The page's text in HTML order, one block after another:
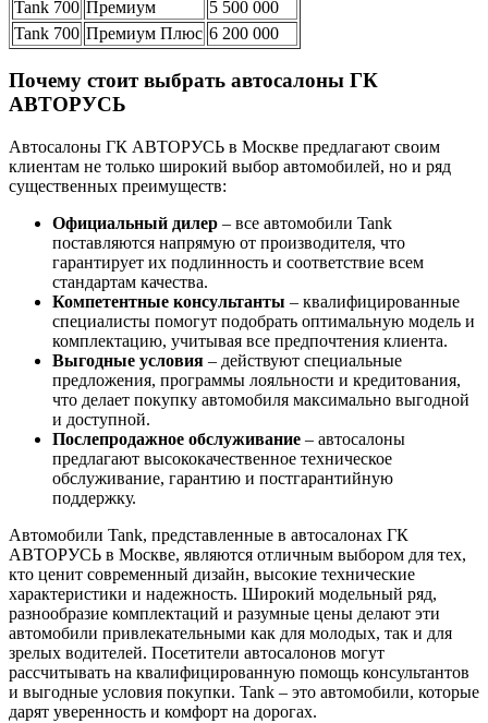
Tank 700 Премиум
5 500 000
Tank 700 Премиум Плюс 6 200 000
Почему стоит выбрать автосалоны ГК
АВТОРУСЬ
Автосалоны ГК АВТОРУСЬ в Москве предлагают своим
клиентам не только широкий выбор автомобилей, но и ряд
существенных преимуществ:
Официальный дилер – все автомобили Tank
поставляются напрямую от производителя, что
гарантирует их подлинность и соответствие всем
стандартам качества.
Компетентные консультанты – квалифицированные
специалисты помогут подобрать оптимальную модель и
комплектацию, учитывая все предпочтения клиента.
Выгодные условия – действуют специальные
предложения, программы лояльности и кредитования,
что делает покупку автомобиля максимально выгодной
и доступной.
Послепродажное обслуживание – автосалоны
предлагают высококачественное техническое
обслуживание, гарантию и постгарантийную
поддержку.
Автомобили Tank, представленные в автосалонах ГК
АВТОРУСЬ в Москве, являются отличным выбором для тех,
кто ценит современный дизайн, высокие технические
характеристики и надежность. Широкий модельный ряд,
разнообразие комплектаций и разумные цены делают эти
автомобили привлекательными как для молодых, так и для
зрелых водителей. Посетители автосалонов могут
рассчитывать на квалифицированную помощь консультантов
и выгодные условия покупки. Tank – это автомобили, которые
дарят уверенность и комфорт на дорогах.